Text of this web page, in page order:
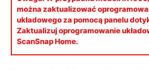
można zaktualizować
układowego za pomocą panelu
Zaktualizuj oprogramowanie
ScanSnap Home.